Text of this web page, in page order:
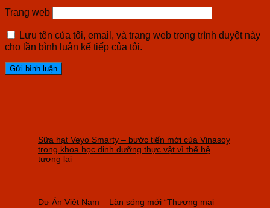
Trang web
Lưu tên của tôi, email, và trang web trong trình duyệt này
cho lần bình luận kế tiếp của tôi.
Sữa hạt Veyo Smarty – bước tiến mới của Vinasoy
trong khoa học dinh dưỡng thực vật vì thế hệ
tương lai
Dự Án Việt Nam – Làn sóng mới “Thương mại